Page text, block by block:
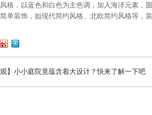
，以蓝色和白色为主色调，加入海洋元素，圆
装饰，如现代简约风格、北欧简约风格等，装
观】小小庭院竟蕴含着大设计？快来了解一下吧